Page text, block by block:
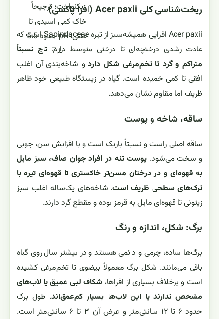
یکنواخت؛ ترجیحاً
خاک کمی اسیدی تا
خنثی؛ pH حدود 5.5
تا 7
ریخت‌شناسی کلی Acer paxii (افرا پاکسی)
Acer paxii افرایی همیشه‌سبز از تیره Sapindaceae است که
عادت رشدی درختچه‌ای تا درختی متوسط دارد. تاج نسبتاً
متراکم و گرد تا تخم‌مرغی شکل داردو شاخه‌بندی آن اغلب
افقی تا کمی خمیده است. گیاه در زیستگاه طبیعی خود ظاهر
ظریف اما مقاوم نشان می‌دهد.
ساقه، شاخه و پوست
ساقه اصلی راست و نسبتاً باریک است و با افزایش سن، چوبی
و سخت می‌شود. پوست تنه در افراد جوان صاف، سبز مایل
به قهوه‌ای و در درختان مسن‌تر خاکستری تا قهوه‌ای تیره با
ترک‌های سطحی ظریف است. شاخه‌های یک‌ساله اغلب سبز
زیتونی تا قهوه‌ای مایل به قرمز بوده و مقطع گرد دارند.
برگ: شکل، اندازه و رنگ
برگ‌ها ساده، چرمی و دائمی هستند و در بیشتر سال روی گیاه
باقی می‌مانند. شکل برگ معمولاً بیضوی تا تخم‌مرغی کشیده
است و برخلاف بسیاری از افراها، شکاف لبی عمیق یا لاب‌های
مشخص ندارند یا این لاب‌ها بسیار کم‌عمق‌اند. طول برگ
حدود ۶ تا ۱۲ سانتی‌متر و عرض آن ۳ تا ۶ سانتی‌متر است.